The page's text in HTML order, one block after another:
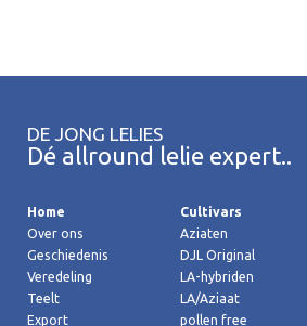
DE JONG LELIES
Dé allround lelie expert..
Home
Over ons
Geschiedenis
Veredeling
Teelt
Export
Cultivars
Aziaten
DJL Original
LA-hybriden
LA/Aziaat
pollen free